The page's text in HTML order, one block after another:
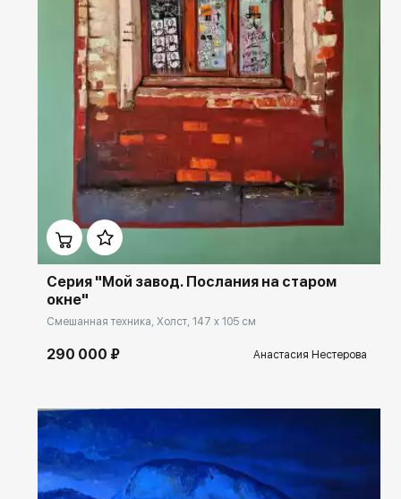
Домен: ekb.rakovgallery.ru
Серия "Мой завод. Послания на старом
окне"
Смешанная техника, Холст, 147 x 105 см
290 000 ₽ Анастасия Нестерова